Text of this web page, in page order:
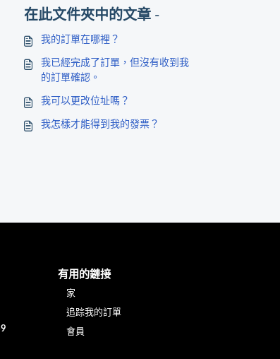
在此文件夾中的文章 -
我的訂單在哪裡？
我已經完成了訂單，但沒有收到我
的訂單確認。
我可以更改位址嗎？
我怎樣才能得到我的發票？
有用的鏈接
家
追踪我的訂單
會員